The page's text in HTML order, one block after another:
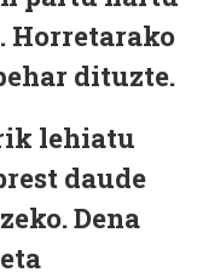
Horretarako
dituzte.
lehiatu
daude
Dena